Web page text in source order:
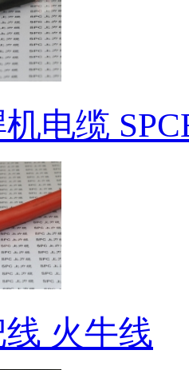
电缆
火牛线